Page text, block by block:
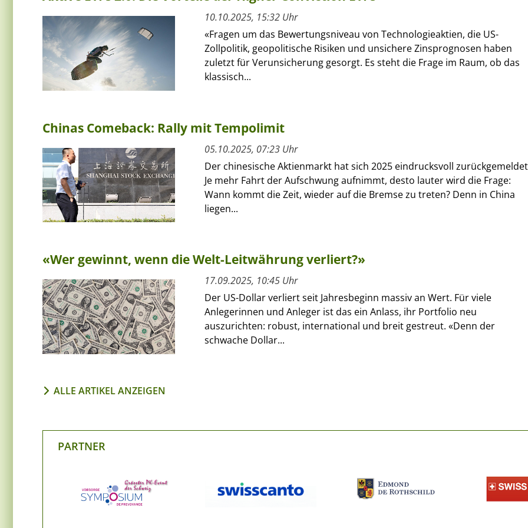
10.10.2025, 15:32 Uhr
«Fragen um das Bewertungsniveau von Technologieaktien, die US-
Zollpolitik, geopolitische Risiken und unsichere Zinsprognosen haben
zuletzt für Verunsicherung gesorgt. Es steht die Frage im Raum, ob das
klassisch...
Chinas Comeback: Rally mit Tempolimit
05.10.2025, 07:23 Uhr
Der chinesische Aktienmarkt hat sich 2025 eindrucksvoll
Je mehr Fahrt der Aufschwung aufnimmt, desto lauter wird die Frage:
Wann kommt die Zeit, wieder auf die Bremse zu treten? Denn in China
liegen...
«Wer gewinnt, wenn die Welt-Leitwährung verliert?»
17.09.2025, 10:45 Uhr
Der US-Dollar verliert seit Jahresbeginn massiv an Wert. Für viele
Anlegerinnen und Anleger ist das ein Anlass, ihr Portfolio neu
auszurichten: robust, international und breit gestreut. «Denn der
schwache Dollar...
ALLE ARTIKEL ANZEIGEN
PARTNER